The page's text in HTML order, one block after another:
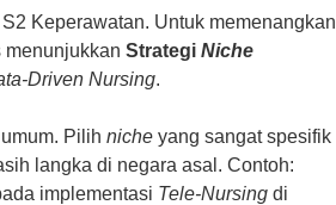
Keperawatan. Untuk memenangkan
menunjukkan Strategi Niche
Driven Nursing.
Pilih niche yang sangat spesifik
langka di negara asal. Contoh:
implementasi Tele-Nursing di